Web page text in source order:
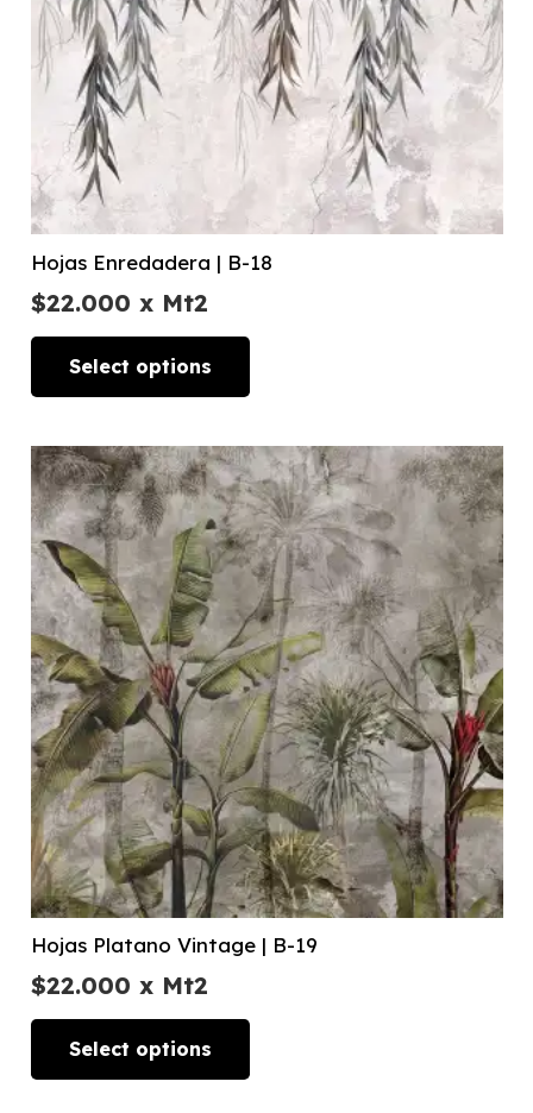
Hojas Enredadera | B-18
$22.000 x Mt2
Select options
Hojas Platano Vintage | B-19
$22.000 x Mt2
Select options